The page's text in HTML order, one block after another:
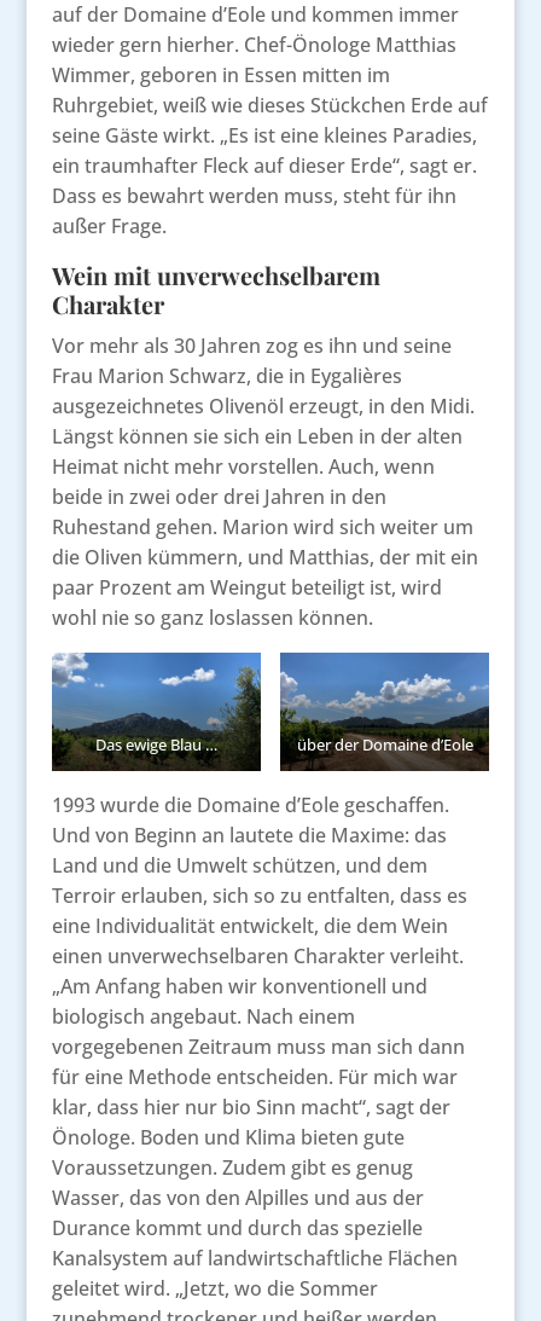
auf der Domaine d’Eole und kommen immer
wieder gern hierher. Chef-Önologe Matthias
Wimmer, geboren in Essen mitten im
Ruhrgebiet, weiß wie dieses Stückchen Erde auf
seine Gäste wirkt. „Es ist eine kleines Paradies,
ein traumhafter Fleck auf dieser Erde“, sagt er.
Dass es bewahrt werden muss, steht für ihn
außer Frage.
Wein mit unverwechselbarem
Charakter
Vor mehr als 30 Jahren zog es ihn und seine
Frau Marion Schwarz, die in Eygalières
ausgezeichnetes Olivenöl erzeugt, in den Midi.
Längst können sie sich ein Leben in der alten
Heimat nicht mehr vorstellen. Auch, wenn
beide in zwei oder drei Jahren in den
Ruhestand gehen. Marion wird sich weiter um
die Oliven kümmern, und Matthias, der mit ein
paar Prozent am Weingut beteiligt ist, wird
wohl nie so ganz loslassen können.
Das ewige Blau … über der Domaine d’Eole
1993 wurde die Domaine d’Eole geschaffen.
Und von Beginn an lautete die Maxime: das
Land und die Umwelt schützen, und dem
Terroir erlauben, sich so zu entfalten, dass es
eine Individualität entwickelt, die dem Wein
einen unverwechselbaren Charakter verleiht.
„Am Anfang haben wir konventionell und
biologisch angebaut. Nach einem
vorgegebenen Zeitraum muss man sich dann
für eine Methode entscheiden. Für mich war
klar, dass hier nur bio Sinn macht“, sagt der
Önologe. Boden und Klima bieten gute
Voraussetzungen. Zudem gibt es genug
Wasser, das von den Alpilles und aus der
Durance kommt und durch das spezielle
Kanalsystem auf landwirtschaftliche Flächen
geleitet wird. „Jetzt, wo die Sommer